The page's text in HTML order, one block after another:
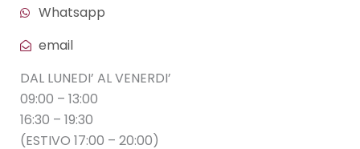
Whatsapp
email
DAL LUNEDI’ AL VENERDI’
09:00 – 13:00
16:30 – 19:30
(ESTIVO 17:00 – 20:00)